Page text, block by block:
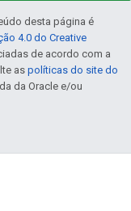
desta página é
4.0 do Creative
de acordo com a
aspolíticas do site do
da Oracle e/ou